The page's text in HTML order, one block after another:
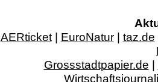
AERticket| EuroNatur| taz.de
Grossstadtpapier.de |